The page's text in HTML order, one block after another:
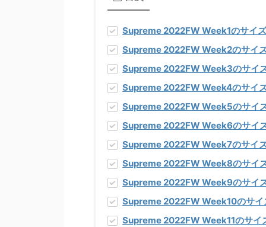
Supreme 2022FW Week1のサイ
Supreme 2022FW Week2のサイ
Supreme 2022FW Week3のサイ
Supreme 2022FW Week4のサイ
Supreme 2022FW Week5のサイ
Supreme 2022FW Week6のサイ
Supreme 2022FW Week7のサイ
Supreme 2022FW Week8のサイ
Supreme 2022FW Week9のサイ
Supreme 2022FW Week10のサイ
Supreme 2022FW Week11のサイ